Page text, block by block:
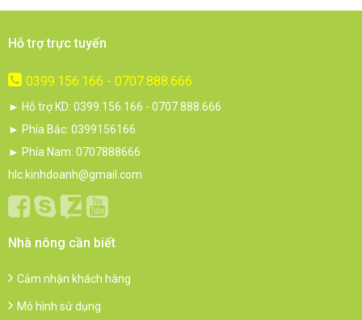
Hỗ trợ trực tuyến
0399.156.166 - 0707.888.666
► Hỗ trợ KD: 0399.156.166 - 0707.888.666
► Phía Bắc: 0399156166
► Phía Nam: 0707888666
hlc.kinhdoanh@gmail.com
Nhà nông cần biết
Cảm nhận khách hàng
Mô hình sử dụng